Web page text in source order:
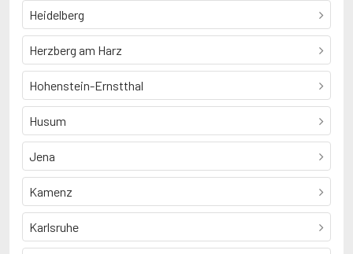
Heidelberg
Herzberg am Harz
Hohenstein-Ernstthal
Husum
Jena
Kamenz
Karlsruhe